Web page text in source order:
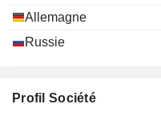
Allemagne
Russie
Profil Société